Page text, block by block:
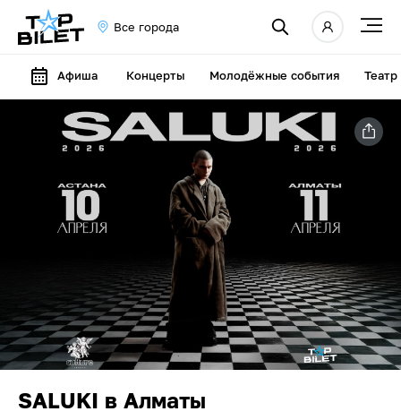
Все города
Афиша Концерты Молодёжные события Театр
SALUKI в Алматы